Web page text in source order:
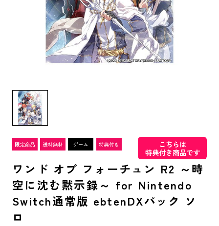
こちらは
特典付き商品です
ワンド オブ フォーチュン R2 ～時
空に沈む黙示録～ for Nintendo
Switch通常版 ebtenDXパック ソ
ロ